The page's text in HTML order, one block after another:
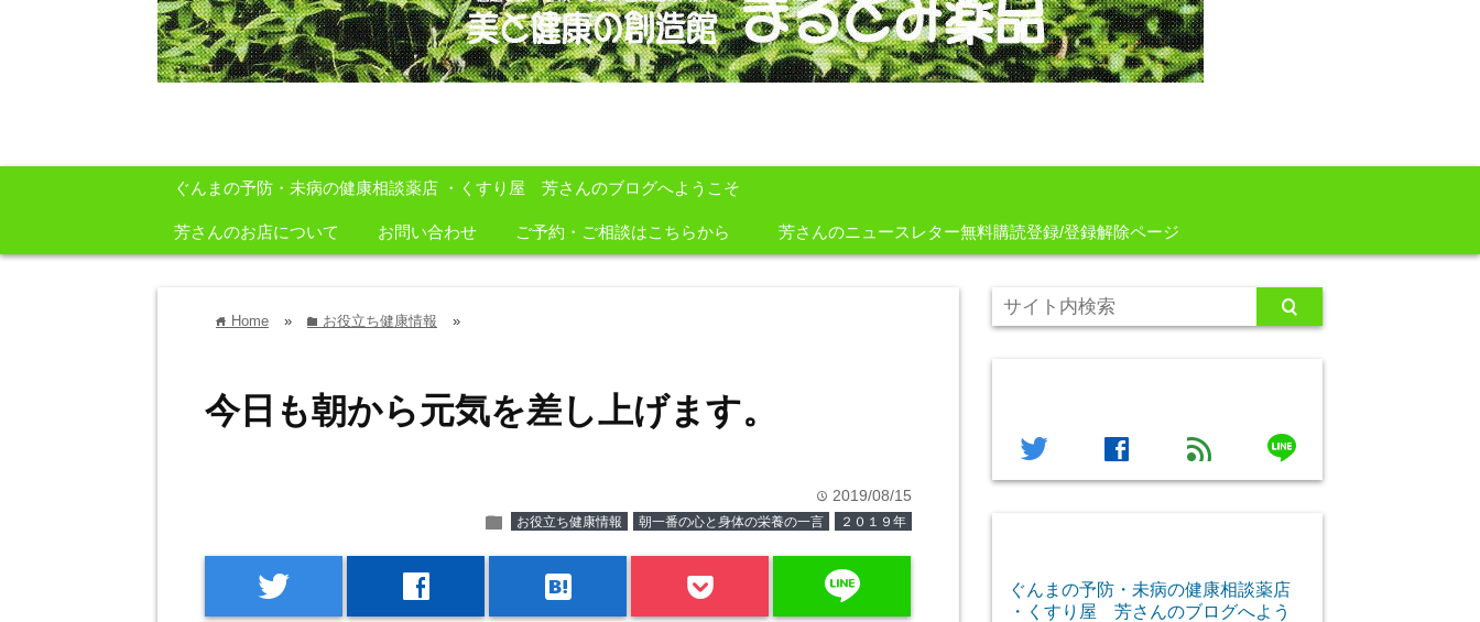
ぐんまの予防・未病の健康相談薬店 ・くすり屋 芳さんのブログへようこそ
芳さんのお店について お問い合わせ ご予約・ご相談はこちらから 芳さんのニュースレター無料購読登録/登録解除ページ
home Home » folder お役立ち健康情報 »
今日も朝から元気を差し上げます。
time 2019/08/15
folder お役立ち健康情報 朝一番の心と身体の栄養の一言 ２０１９年
twitter facebook hatenabookmark line
twitter facebook feed line
ぐんまの予防・未病の健康相談薬店
・くすり屋 芳さんのブログへよう